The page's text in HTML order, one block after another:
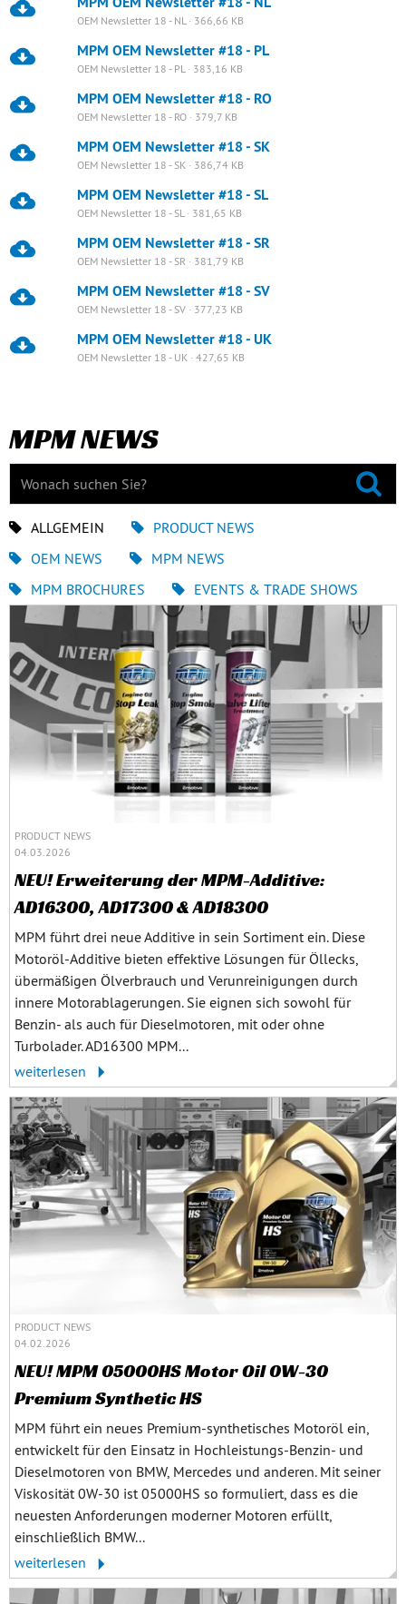
OEM Newsletter 18 - NL · 366,66 KB
MPM OEM Newsletter #18 - PL
OEM Newsletter 18 - PL · 383,16 KB
MPM OEM Newsletter #18 - RO
OEM Newsletter 18 - RO · 379,7 KB
MPM OEM Newsletter #18 - SK
OEM Newsletter 18 - SK · 386,74 KB
MPM OEM Newsletter #18 - SL
OEM Newsletter 18 - SL · 381,65 KB
MPM OEM Newsletter #18 - SR
OEM Newsletter 18 - SR · 381,79 KB
MPM OEM Newsletter #18 - SV
OEM Newsletter 18 - SV · 377,23 KB
MPM OEM Newsletter #18 - UK
OEM Newsletter 18 - UK · 427,65 KB
MPM NEWS
ALLGEMEIN
PRODUCT NEWS
OEM NEWS
MPM NEWS
MPM BROCHURES
EVENTS & TRADE SHOWS
PRODUCT NEWS
04.03.2026
NEU! Erweiterung der MPM-Additive:
AD16300, AD17300 & AD18300
MPM führt drei neue Additive in sein Sortiment ein. Diese
Motoröl-Additive bieten effektive Lösungen für Öllecks,
übermäßigen Ölverbrauch und Verunreinigungen durch
innere Motorablagerungen. Sie eignen sich sowohl für
Benzin- als auch für Dieselmotoren, mit oder ohne
Turbolader. AD16300 MPM...
weiterlesen
PRODUCT NEWS
04.02.2026
NEU! MPM 05000HS Motor Oil 0W-30
Premium Synthetic HS
MPM führt ein neues Premium‑synthetisches Motoröl ein,
entwickelt für den Einsatz in Hochleistungs‑Benzin‑ und
Dieselmotoren von BMW, Mercedes und anderen. Mit seiner
Viskosität 0W‑30 ist 05000HS so formuliert, dass es die
neuesten Anforderungen moderner Motoren erfüllt,
einschließlich BMW...
weiterlesen